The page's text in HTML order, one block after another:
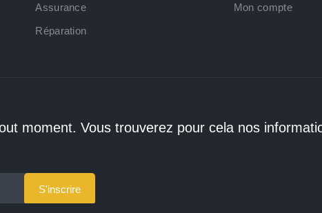
Assurance
Réparation
Mon compte
moment. Vous trouverez pour cela nos